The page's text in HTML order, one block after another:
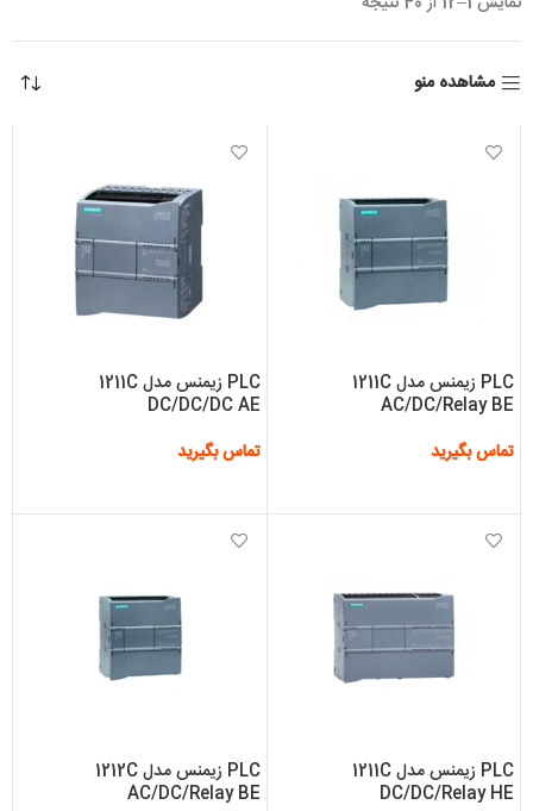
مشاهده منو
PLC زیمنس مدل 1211C
AC/DC/Relay BE
تماس بگیرید
PLC زیمنس مدل 1211C
DC/DC/DC AE
تماس بگیرید
PLC زیمنس مدل 1211C
DC/DC/Relay HE
PLC زیمنس مدل 1212C
AC/DC/Relay BE